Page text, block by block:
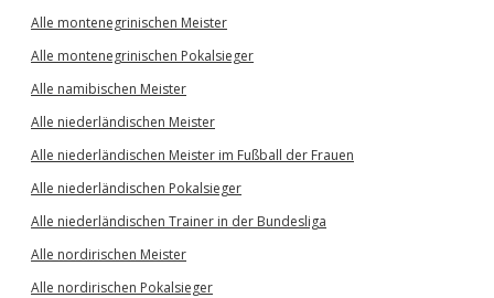
Alle montenegrinischen Meister
Alle montenegrinischen Pokalsieger
Alle namibischen Meister
Alle niederländischen Meister
Alle niederländischen Meister im Fußball der Frauen
Alle niederländischen Pokalsieger
Alle niederländischen Trainer in der Bundesliga
Alle nordirischen Meister
Alle nordirischen Pokalsieger